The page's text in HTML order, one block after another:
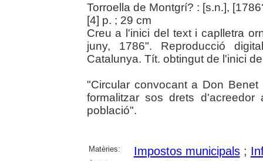
Torroella de Montgrí? : [s.n.],
[4] p. ; 29 cm
Creu a l'inici del text i caplletra
juny, 1786". Reproducció
Catalunya. Tít. obtingut de l'inici
"Circular convocant a Don
formalitzar sos drets
població".
Matèries: Impostos municipals;